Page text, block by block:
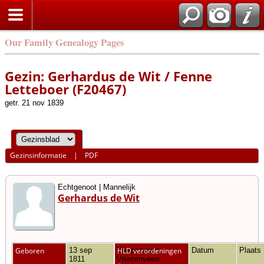
Our Family Genealogy Pages
Gezin: Gerhardus de Wit / Fenne
Letteboer (F20467)
getr. 21 nov 1839
Gezinsinformatie | PDF
Echtgenoot | Mannelijk
Gerhardus de Wit
Geboren
13 sep
1811
Vriezenveen,
Vriezenveen
HLD verordeningen Datum Plaats